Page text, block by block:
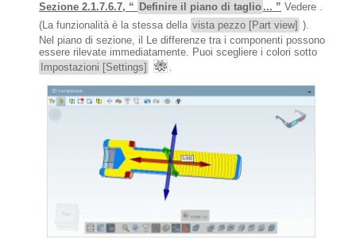
Sezione 2.1.7.6.7, “ Definire il piano di taglio ... ” Vedere .
(La funzionalità è la stessa della vista pezzo [Part view] ).
Nel piano di sezione, il Le differenze tra i componenti possono
essere rilevate immediatamente. Puoi scegliere i colori sotto
Impostazioni [Settings]
.